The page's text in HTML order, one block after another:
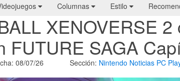
Columnas Estilo
XENOVERSE 2
FUTURE SAGA
08/07/26 Sección: Nintendo Noticias PC